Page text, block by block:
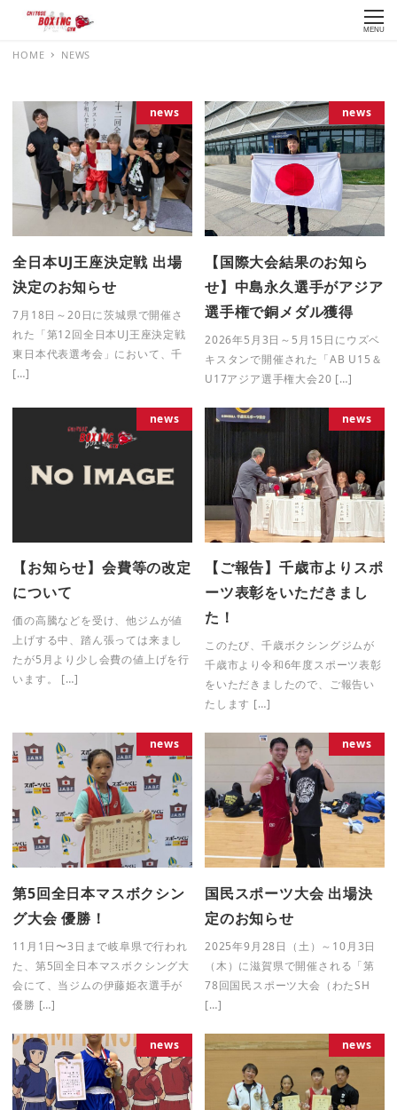
MENU
HOME NEWS
news
全日本UJ王座決定戦 出場
決定のお知らせ
7月18日～20日に茨城県で開催さ
れた「第12回全日本UJ王座決定戦
東日本代表選考会」において、千
[…]
news
【国際大会結果のお知ら
せ】中島永久選手がアジア
選手権で銅メダル獲得
2026年5月3日～5月15日にウズベ
キスタンで開催された「AB U15＆
U17アジア選手権大会20 […]
news
【お知らせ】会費等の改定
について
価の高騰などを受け、他ジムが値
上げする中、踏ん張っては来まし
たが5月より少し会費の値上げを行
います。 […]
news
【ご報告】千歳市よりスポ
ーツ表彰をいただきまし
た！
このたび、千歳ボクシングジムが
千歳市より令和6年度スポーツ表彰
をいただきましたので、ご報告い
たします […]
news
第5回全日本マスボクシン
グ大会 優勝！
11月1日〜3日まで岐阜県で行われ
た、第5回全日本マスボクシング大
会にて、当ジムの伊藤姫衣選手が
優勝 […]
news
国民スポーツ大会 出場決
定のお知らせ
2025年9月28日（土）～10月3日
（木）に滋賀県で開催される「第
78回国民スポーツ大会（わたSH
[…]
news news